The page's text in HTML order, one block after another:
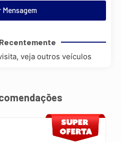
Mensagem
veja outros veículos